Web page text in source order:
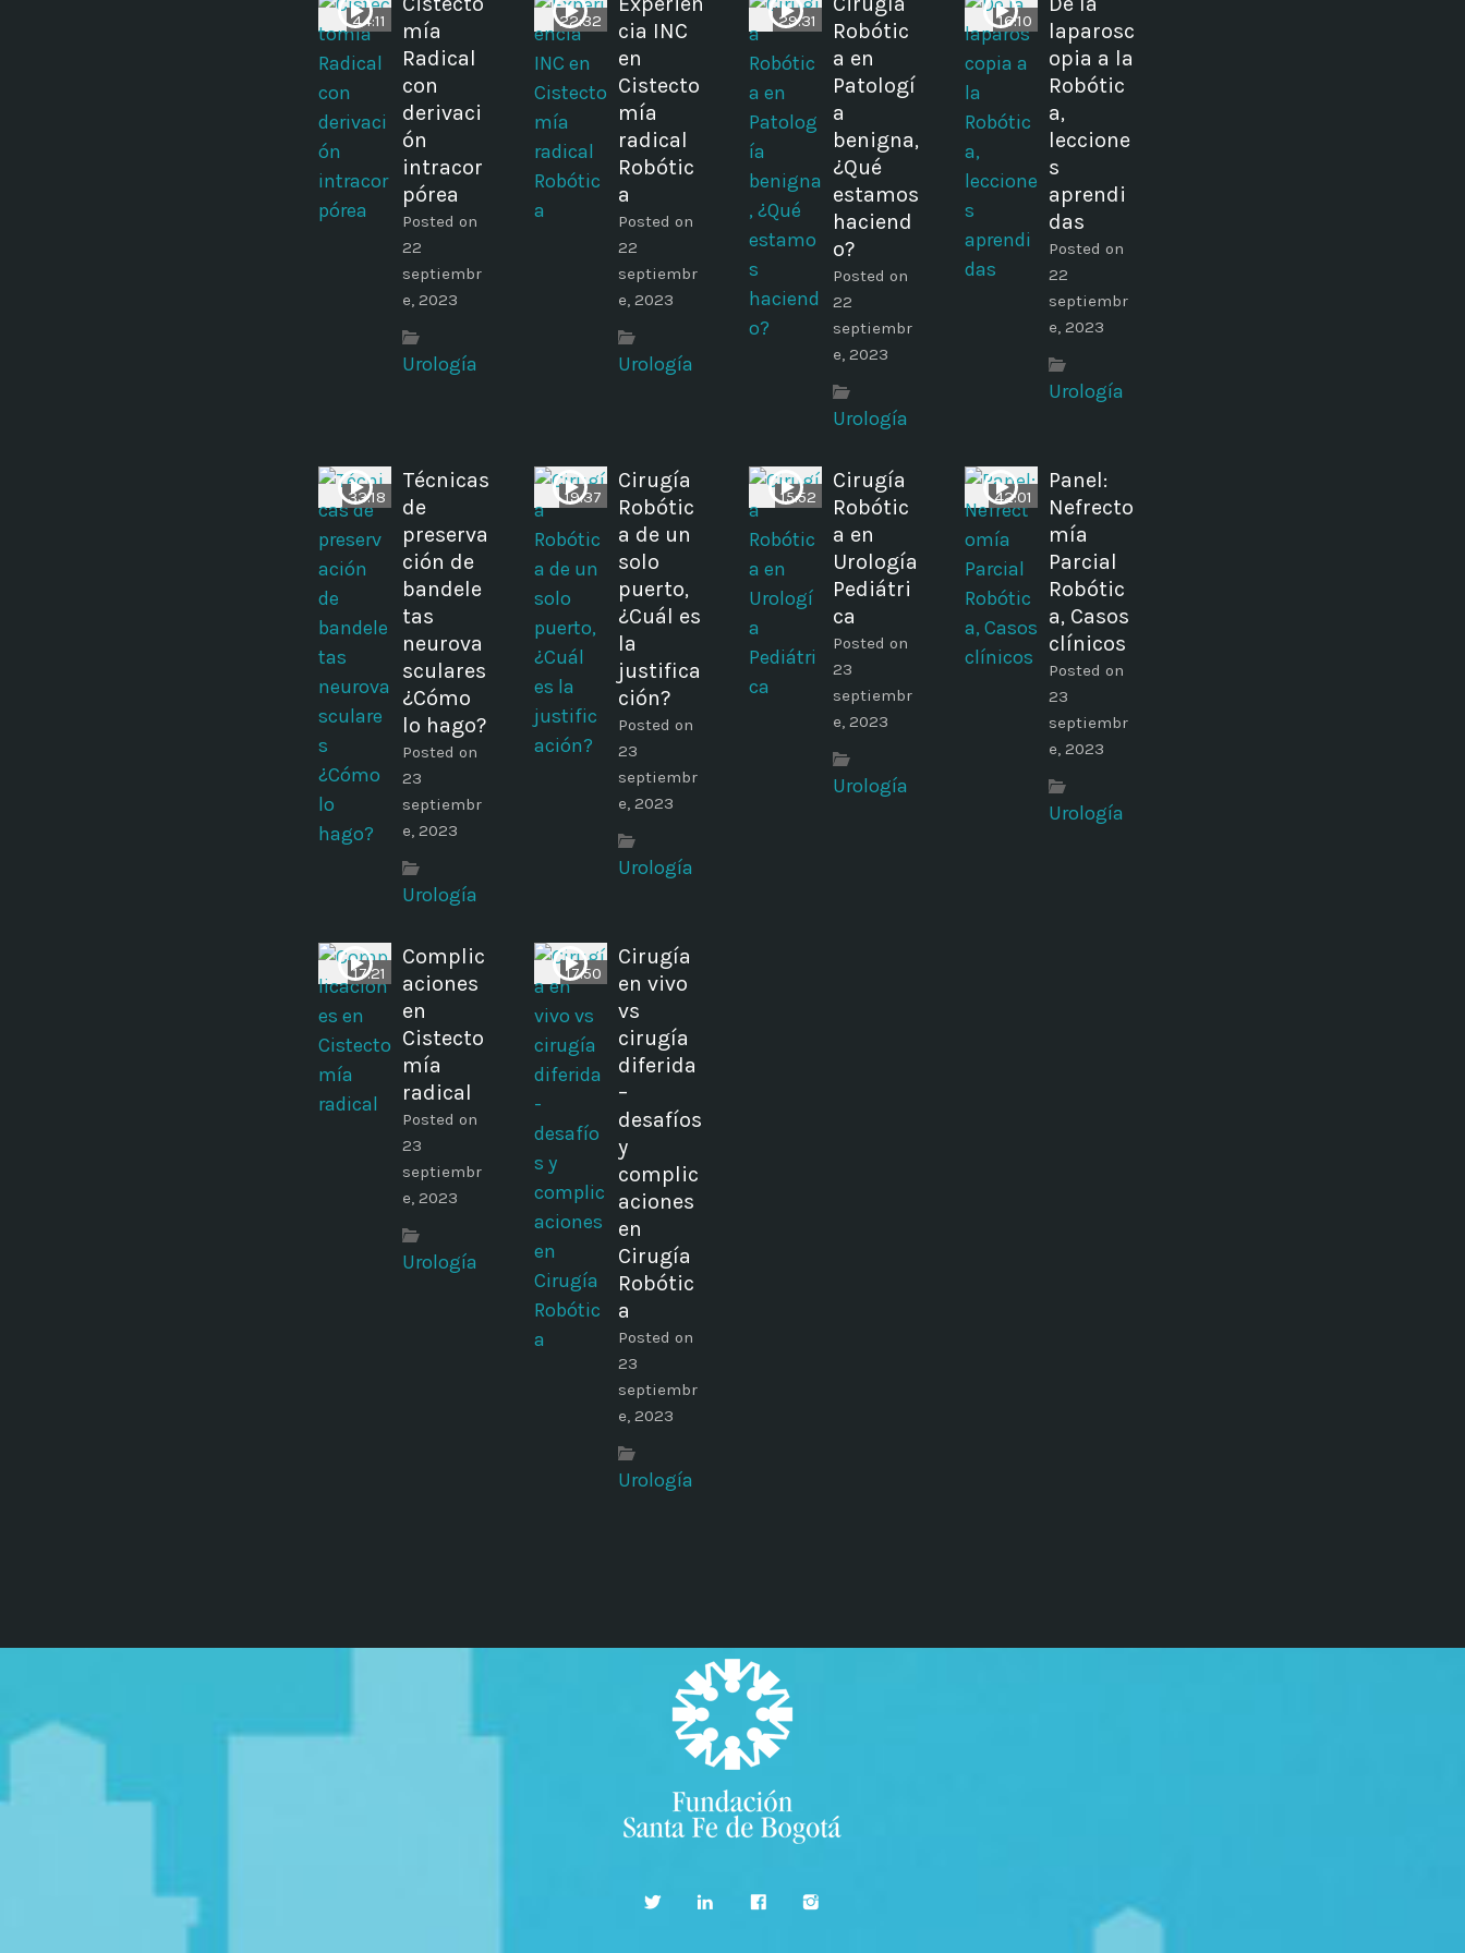
44:11
mía
Radical
con
derivaci
ón
intracor
pórea
Posted on
22
septiembr
e, 2023
Urología
22:32
cia INC
en
Cistecto
mía
radical
Robótic
a
Posted on
22
septiembr
e, 2023
Urología
29:31
Robótic
a en
Patologí
a
benigna,
¿Qué
estamos
haciend
o?
Posted on
22
septiembr
e, 2023
Urología
16:10
laparosc
opia a la
Robótic
a,
leccione
s
aprendi
das
Posted on
22
septiembr
e, 2023
Urología
33:18
Técnicas
de
preserva
ción de
bandele
tas
neurova
sculares
¿Cómo
lo hago?
Posted on
23
septiembr
e, 2023
Urología
19:37
Cirugía
Robótic
a de un
solo
puerto,
¿Cuál es
la
justifica
ción?
Posted on
23
septiembr
e, 2023
Urología
15:52
Cirugía
Robótic
a en
Urología
Pediátri
ca
Posted on
23
septiembr
e, 2023
Urología
42:01
Panel:
Nefrecto
mía
Parcial
Robótic
a, Casos
clínicos
Posted on
23
septiembr
e, 2023
Urología
17:21
Complic
aciones
en
Cistecto
mía
radical
Posted on
23
septiembr
e, 2023
Urología
17:50
Cirugía
en vivo
vs
cirugía
diferida
–
desafíos
y
complic
aciones
en
Cirugía
Robótic
a
Posted on
23
septiembr
e, 2023
Urología